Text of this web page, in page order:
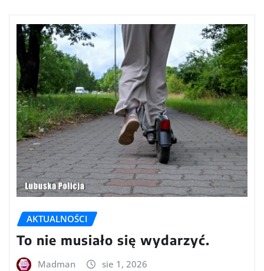
AKTUALNOŚCI
To nie musiało się wydarzyć.
Madman sie 1, 2026